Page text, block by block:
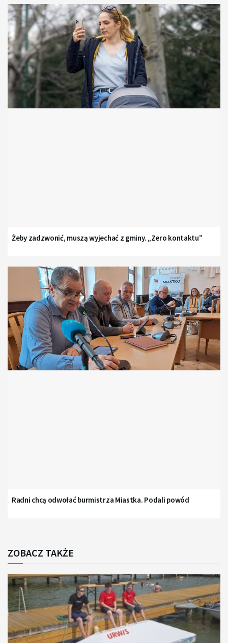
Żeby zadzwonić, muszą wyjechać z gminy. „Zero kontaktu”
Radni chcą odwołać burmistrza Miastka. Podali powód
ZOBACZ TAKŻE